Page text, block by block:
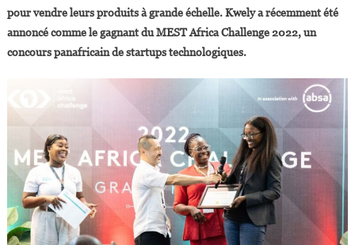
Des
Produits
In
Africa
pour vendre leurs produits à grande échelle. Kwely a récemment été
annoncé comme le gagnant du MEST Africa Challenge 2022, un
concours panafricain de startups technologiques.